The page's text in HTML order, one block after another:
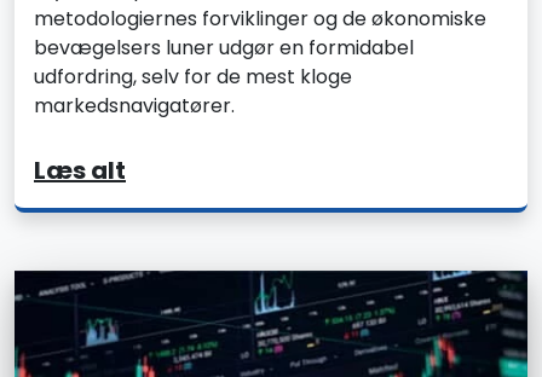
metodologiernes forviklinger og de økonomiske
bevægelsers luner udgør en formidabel
udfordring, selv for de mest kloge
markedsnavigatører.
Læs alt